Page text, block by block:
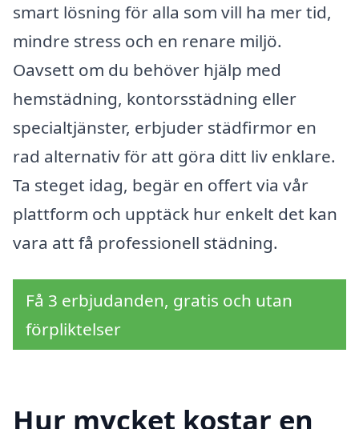
smart lösning för alla som vill ha mer tid,
mindre stress och en renare miljö.
Oavsett om du behöver hjälp med
hemstädning, kontorsstädning eller
specialtjänster, erbjuder städfirmor en
rad alternativ för att göra ditt liv enklare.
Ta steget idag, begär en offert via vår
plattform och upptäck hur enkelt det kan
vara att få professionell städning.
Få 3 erbjudanden, gratis och utan
förpliktelser
Hur mycket kostar en